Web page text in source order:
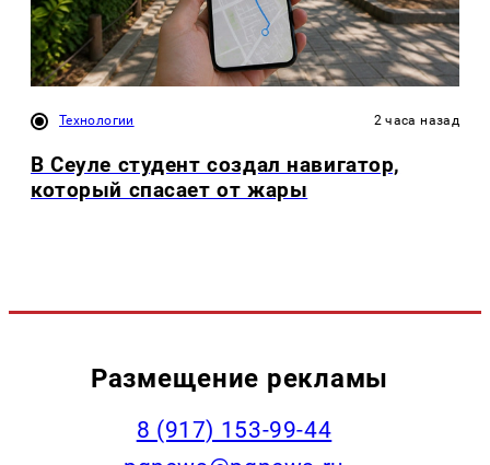
Технологии 2 часа назад
В Сеуле студент создал навигатор,
который спасает от жары
Размещение рекламы
‭8 (917) 153-99-44